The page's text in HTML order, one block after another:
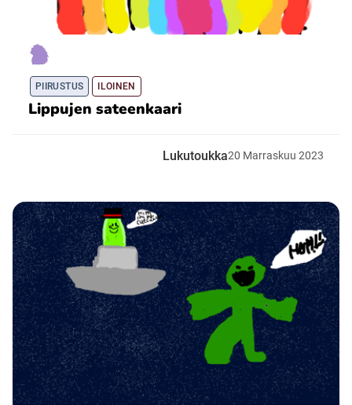
PIIRUSTUS ILOINEN
Lippujen sateenkaari
Lukutoukka20 Marraskuu 2023